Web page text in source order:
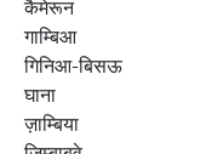
कैमेरून
गाम्बिआ
गिनिआ-बिसऊ
घाना
ज़ाम्बिया